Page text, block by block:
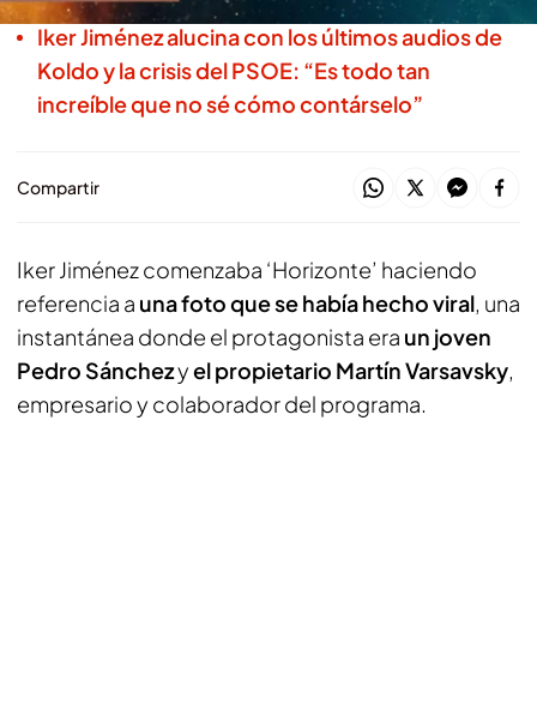
Iker Jiménez alucina con los últimos audios de
Koldo y la crisis del PSOE: “Es todo tan
increíble que no sé cómo contárselo”
Compartir
Iker Jiménez comenzaba ‘Horizonte’ haciendo
referencia a una foto que se había hecho viral, una
instantánea donde el protagonista era un joven
Pedro Sánchezyel propietario Martín Varsavsky,
empresario y colaborador del programa.